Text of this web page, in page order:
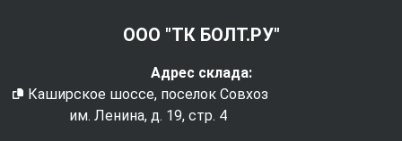
ООО "ТК БОЛТ.РУ"
Адрес склада:
Каширское шоссе, поселок Совхоз
им. Ленина, д. 19, стр. 4